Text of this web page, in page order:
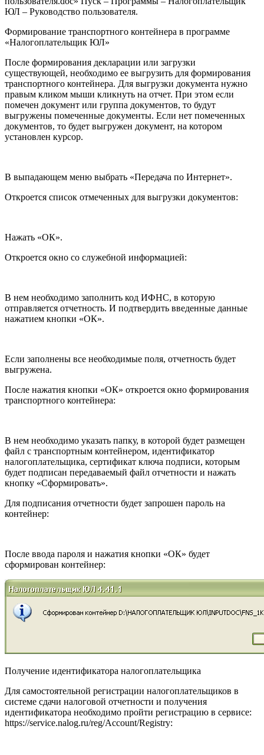
ЮЛ – Руководство пользователя.
Формирование транспортного контейнера в программе
«Налогоплательщик ЮЛ»
После формирования декларации или загрузки
существующей, необходимо ее выгрузить для формирования
транспортного контейнера. Для выгрузки документа нужно
правым кликом мыши кликнуть на отчет. При этом если
помечен документ или группа документов, то будут
выгружены помеченные документы. Если нет помеченных
документов, то будет выгружен документ, на котором
установлен курсор.
В выпадающем меню выбрать «Передача по Интернет».
Откроется список отмеченных для выгрузки документов:
Нажать «ОК».
Откроется окно со служебной информацией:
В нем необходимо заполнить код ИФНС, в которую
отправляется отчетность. И подтвердить введенные данные
нажатием кнопки «ОК».
Если заполнены все необходимые поля, отчетность будет
выгружена.
После нажатия кнопки «ОК» откроется окно формирования
транспортного контейнера:
В нем необходимо указать папку, в которой будет размещен
файл с транспортным контейнером, идентификатор
налогоплательщика, сертификат ключа подписи, которым
будет подписан передаваемый файл отчетности и нажать
кнопку «Сформировать».
Для подписания отчетности будет запрошен пароль на
контейнер:
После ввода пароля и нажатия кнопки «ОК» будет
сформирован контейнер:
Получение идентификатора налогоплательщика
Для самостоятельной регистрации налогоплательщиков в
системе сдачи налоговой отчетности и получения
идентификатора необходимо пройти регистрацию в сервисе:
https://service.nalog.ru/reg/Account/Registry: